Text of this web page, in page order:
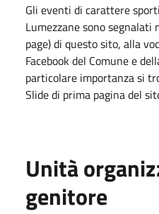
Gli eventi di carattere
Lumezzane sono segnalati
page) di questo sito, alla
Facebook del Comune e
particolare importanza si
Slide di prima pagina del
Unità
genitore